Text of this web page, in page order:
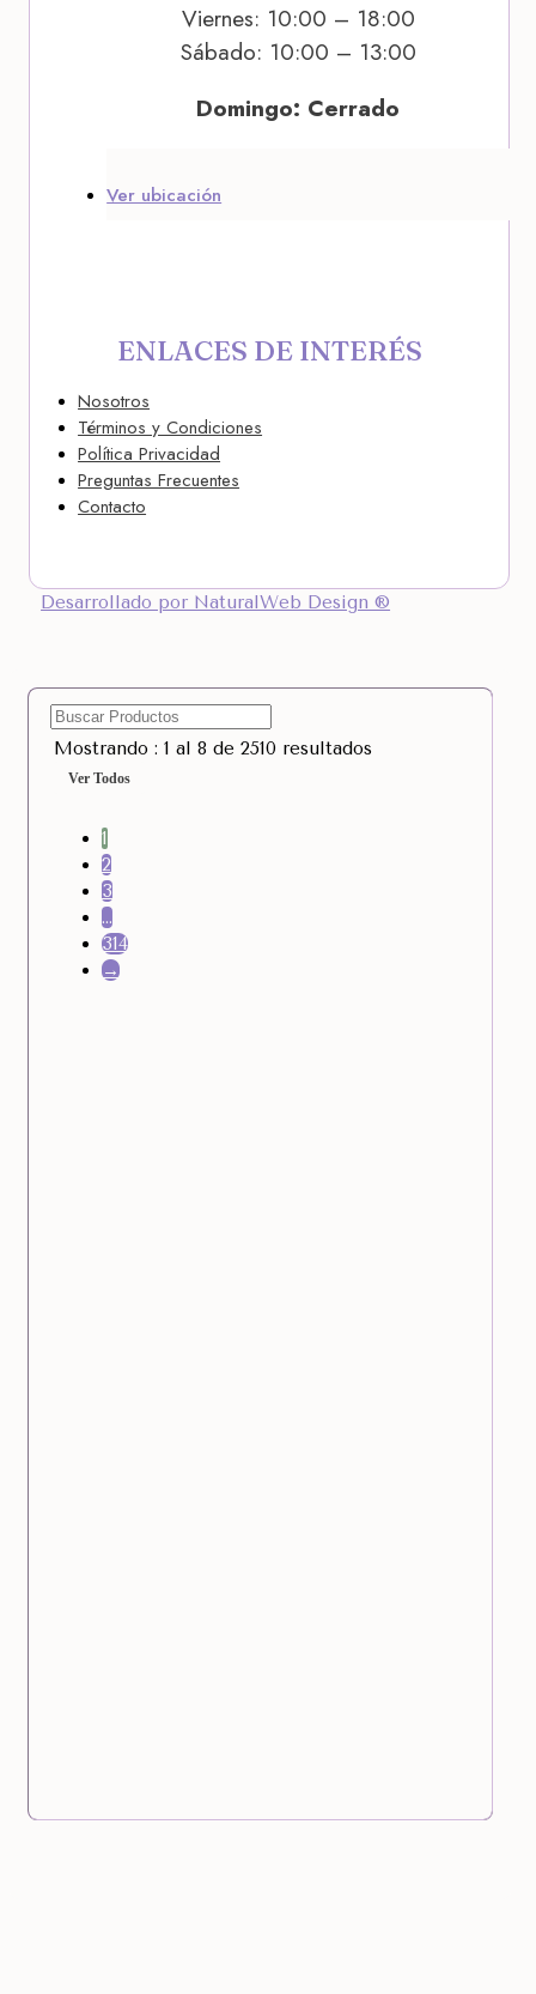
Viernes: 10:00 – 18:00
Sábado: 10:00 – 13:00
Domingo: Cerrado
Ver ubicación
ENLACES DE INTERÉS
Nosotros
Términos y Condiciones
Política Privacidad
Preguntas Frecuentes
Contacto
Desarrollado por NaturalWeb Design ®
Mostrando : 1 al 8 de 2510 resultados
Ver Todos
1
2
3
…
314
→